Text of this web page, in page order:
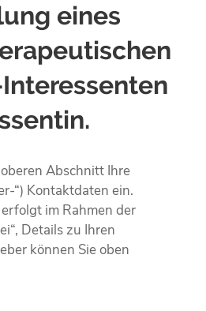
eines
Abschnitt Ihre
“) Kontaktdaten ein.
im Rahmen der
Details zu Ihren
können Sie oben